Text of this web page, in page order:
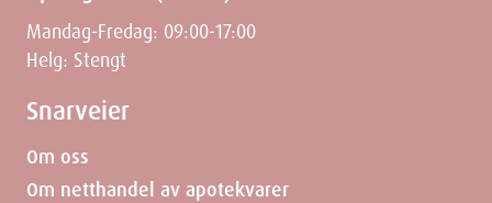
Leverandør: Galderma Nordic AB
Varenummer:498234
: D01AE16
Oppbevaring: Romtemperatur (15-25 grader)
Ingredienser
Mandag-Fredag: 09:00-17:00
Helg: Stengt
Snarveier
Om oss
Om netthandel av apotekvarer